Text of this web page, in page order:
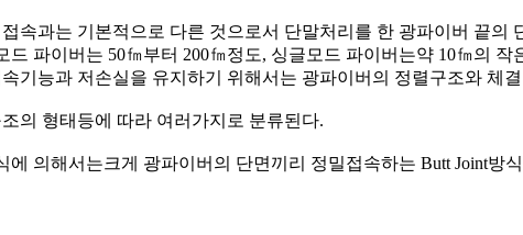
속과는 기본적으로 다른 것으로서 단말처리를 한 광파이버 끝의
파이버는 50㎙부터 200㎙정도, 싱글모드 파이버는약 10㎙의
기능과 저손실을 유지하기 위해서는 광파이버의 정렬구조와 체
의 형태등에 따라 여러가지로 분류된다.
의해서는크게 광파이버의 단면끼리 정밀접속하는 Butt Joint방